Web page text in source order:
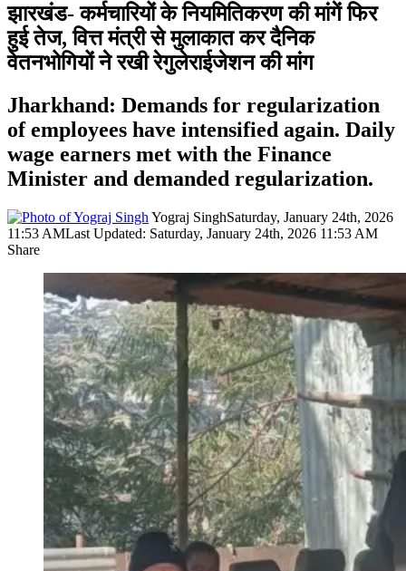
झारखंड- कर्मचारियों के नियमितिकरण की मांगें फिर
हुई तेज, वित्त मंत्री से मुलाकात कर दैनिक
वेतनभोगियों ने रखी रेगुलेराईजेशन की मांग
Jharkhand: Demands for regularization
of employees have intensified again. Daily
wage earners met with the Finance
Minister and demanded regularization.
Yograj SinghSaturday, January 24th, 2026
11:53 AMLast Updated: Saturday, January 24th, 2026 11:53 AM
Share